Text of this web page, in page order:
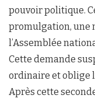
pouvoir politique.
promulgation, une
l’Assemblée
Cette demande
ordinaire et oblige
Après cette